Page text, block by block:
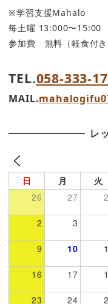
※学習支援Mahalo
毎土曜 13:000〜15:00
参加費 無料（軽食付き
TEL.058-333-
MAIL.
レ
日 月 火
26
27
2 3
9 10
16 17
23 24